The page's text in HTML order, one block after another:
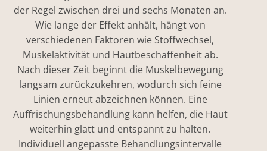
der Regel zwischen drei und sechs Monaten an.
Wie lange der Effekt anhält, hängt von
verschiedenen Faktoren wie Stoffwechsel,
Muskelaktivität und Hautbeschaffenheit ab.
Nach dieser Zeit beginnt die Muskelbewegung
langsam zurückzukehren, wodurch sich feine
Linien erneut abzeichnen können. Eine
Auffrischungsbehandlung kann helfen, die Haut
weiterhin glatt und entspannt zu halten.
Individuell angepasste Behandlungsintervalle